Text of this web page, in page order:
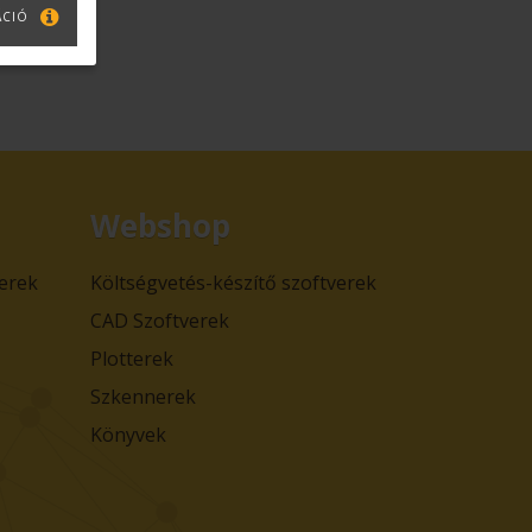
Webshop
Költségvetés-készítő szoftverek
CAD Szoftverek
Plotterek
Szkennerek
Könyvek